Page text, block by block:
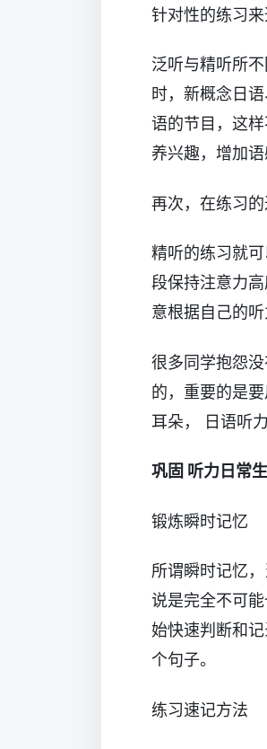
针对性的练习来
泛听与精听所
时，新概念日
语的节目，这
养兴趣，增加语
再次，在练习
精听的练习就
段保持注意力
意根据自己的听
很多同学抱怨
的，重要的是
耳朵， 日语听
巩固 听力日常
锻炼瞬时记忆
所谓瞬时记忆
说是完全不可
始快速判断和
个句子。
练习速记方法